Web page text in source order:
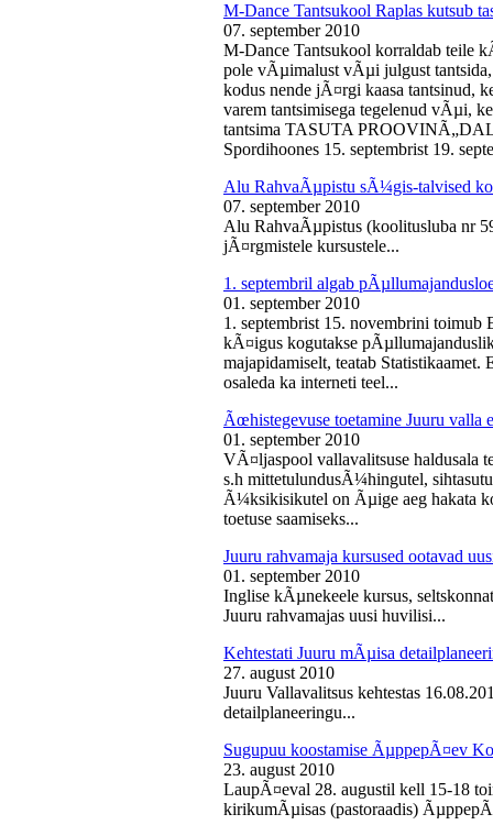
M-Dance Tantsukool Raplas kutsub
07. september 2010
M-Dance Tantsukool korraldab teile
pole vÃµimalust vÃµi julgust
kodus nende jÃ¤rgi kaasa tantsinud,
varem tantsimisega tegelenud vÃµi,
tantsima TASUTA
Spordihoones 15. septembrist 19.
Alu RahvaÃµpistu sÃ¼gis-talvised
07. september 2010
Alu RahvaÃµpistus (koolitusluba nr
jÃ¤rgmistele kursustele...
1. septembril algab
01. september 2010
1. septembrist 15. novembrini toimub
kÃ¤igus kogutakse
majapidamiselt, teatab Statistikaamet.
osaleda ka interneti teel...
Ãœhistegevuse toetamine Juuru valla
01. september 2010
VÃ¤ljaspool vallavalitsuse haldusala
s.h mittetulundusÃ¼hingutel,
Ã¼ksikisikutel on Ãµige aeg hakata
toetuse saamiseks...
Juuru rahvamaja kursused ootavad
01. september 2010
Inglise kÃµnekeele kursus,
Juuru rahvamajas uusi huvilisi...
Kehtestati Juuru mÃµisa
27. august 2010
Juuru Vallavalitsus kehtestas
detailplaneeringu...
Sugupuu koostamise ÃµppepÃ¤ev
23. august 2010
LaupÃ¤eval 28. augustil kell 15-18
kirikumÃµisas (pastoraadis)